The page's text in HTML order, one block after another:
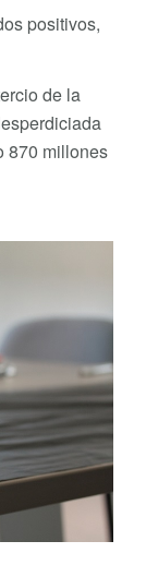
positivos,
de la
870 millones